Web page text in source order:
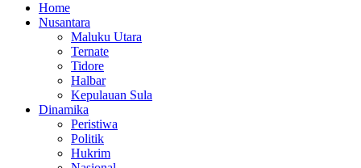
Home
Nusantara
Maluku Utara
Ternate
Tidore
Halbar
Kepulauan Sula
Dinamika
Peristiwa
Politik
Hukrim